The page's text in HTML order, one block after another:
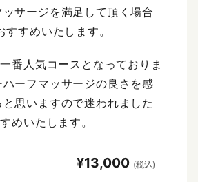
サージを満足して頂く場合
すめいたします。
番人気コースとなっておりま
ーフマッサージの良さを感
思いますので迷われました
めいたします。
¥13,000 (税込)